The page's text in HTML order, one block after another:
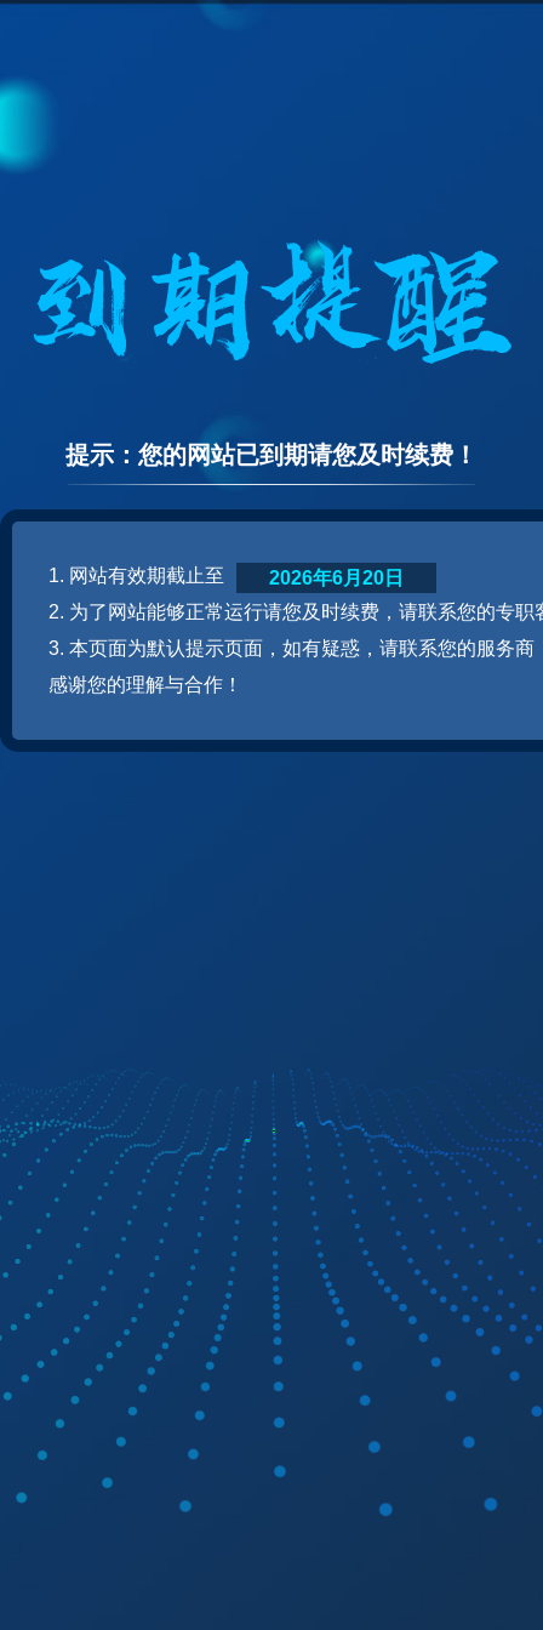
提示：您的网站已到期请您及时续费！
1. 网站有效期截止至
2. 为了网站能够正常运行请您及时续费，请联系您的专职
3. 本页面为默认提示页面，如有疑惑，请联系您的服务商
感谢您的理解与合作！
2026年6月20日